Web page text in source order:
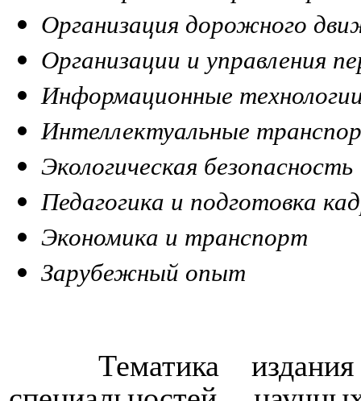
Организация дорожного
Организации и управления
Информационные
Интеллектуальные
Экологическая безопасность
Педагогика и подготовка
Экономика и транспорт
Зарубежный опыт
Тематика